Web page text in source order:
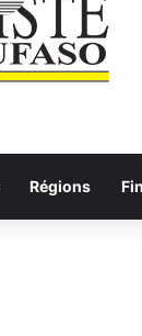
Régions